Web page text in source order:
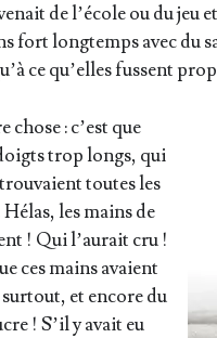
de l’école ou du jeu
fort long­temps avec du
ce qu’elles fussent
: c’est que
trop longs, qui
toutes les
les mains de
! Qui l’aurait cru !
ces mains avaient
et encore du
! S’il y avait eu